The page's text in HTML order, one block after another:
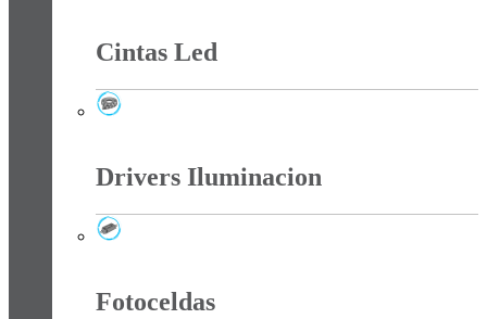
Cintas Led
Drivers Iluminacion
Fotoceldas